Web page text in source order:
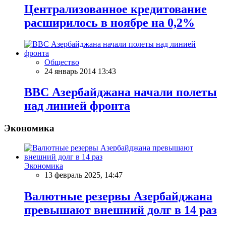
Централизованное кредитование
расширилось в ноябре на 0,2%
Общество
24 январь 2014 13:43
ВВС Азербайджана начали полеты
над линией фронта
Экономика
Экономика
13 февраль 2025, 14:47
Валютные резервы Азербайджана
превышают внешний долг в 14 раз